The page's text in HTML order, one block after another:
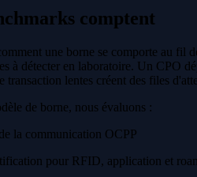
comptent
une borne se comporte au fil
à détecter en laboratoire. Un CPO
transaction lentes créent des files
de borne, nous évaluons :
la communication OCPP
pour RFID, application et